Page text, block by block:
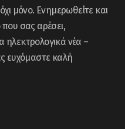
μόνο. Ενημερωθείτε και
που σας αρέσει,
ηλεκτρολογικά νέα –
ευχόμαστε καλή